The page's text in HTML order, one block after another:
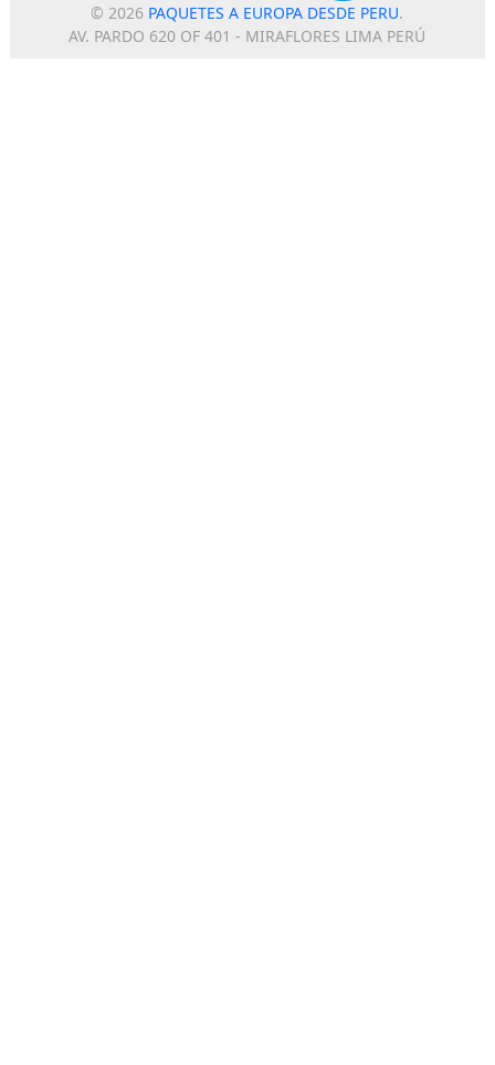
© 2026 PAQUETES A EUROPA DESDE PERU.
AV. PARDO 620 OF 401 - MIRAFLORES LIMA PERÚ